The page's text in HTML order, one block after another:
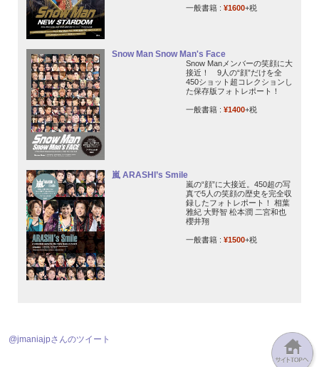
一般書籍 : ¥1600+税
Snow Man Snow Man's Face
Snow Manメンバーの笑顔に大
接近！ 9人の“顔”だけを全
450ショット超コレクションし
た保存版フォトレポート！
一般書籍 : ¥1400+税
嵐 ARASHI’s Smile
嵐の“顔”に大接近。450超の写
真で5人の笑顔の歴史を完全収
録したフォトレポート！ 相葉
雅紀 大野智 松本潤 二宮和也
櫻井翔
一般書籍 : ¥1500+税
@jmaniajpさんのツイート